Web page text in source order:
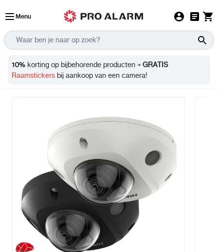
Menu
Info
10% korting op bijbehorende producten +GRATIS
Raamstickers bij aankoop van een camera!